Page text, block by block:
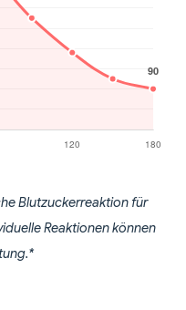
Blutzuckerreaktion für
Reaktionen können